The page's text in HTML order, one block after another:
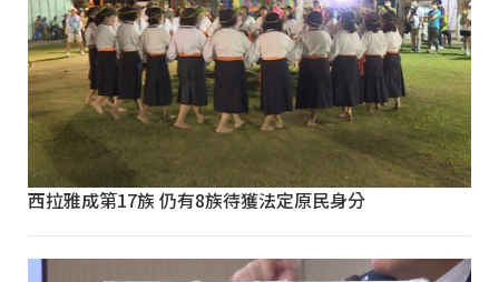
西拉雅成第17族 仍有8族待獲法定原民身分